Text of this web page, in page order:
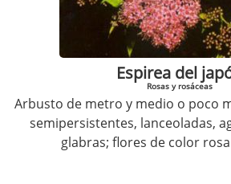
Espirea del
Rosas y rosáceas
Arbusto de metro y medio o poco
semipersistentes, lanceoladas,
glabras; flores de color rosa